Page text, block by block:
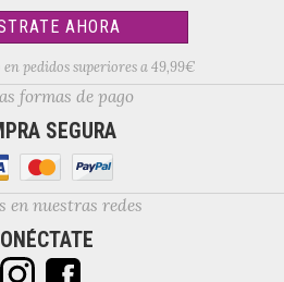
AHORA
pedidos superiores a 49,99€
formas de pago
SEGURA
en nuestras redes